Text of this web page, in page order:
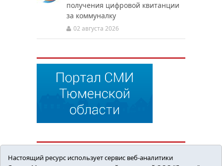
получения цифровой квитанции
за коммуналку
02 августа 2026
Настоящий ресурс использует сервис веб-аналитики